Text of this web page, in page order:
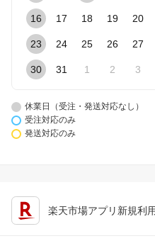
16 17 18 19 20
23 24 25 26 27
30 31 1 2 3
休業日（受注・発送対応なし）
受注対応のみ
発送対応のみ
楽天市場アプリ新規利